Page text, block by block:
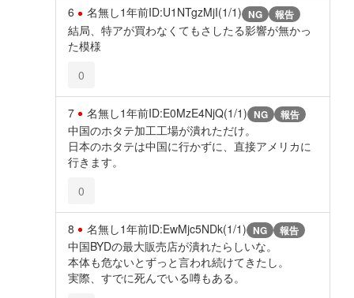
6 名無し1年前ID:U1NTgzMjI(1/1) NG 報告
結局、特アが買わなくてもさしたる影響が無かっ
た模様
0
7 名無し1年前ID:E0MzE4NjQ(1/1) NG 報告
中国のホタテ加工工場が潰れただけ。
日本のホタテは中国に行かずに、直接アメリカに
行きます。
0
8 名無し1年前ID:EwMjc5NDk(1/1) NG 報告
中国BYDの最大販売店が潰れたらしいな。
本体も危ないとずっと言われ続けてきたし。
実際、すでに死んでいる噂もある。